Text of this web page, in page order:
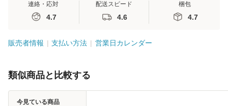
連絡・応対
4.7
配送スピード
4.6
梱包
4.7
販売者情報 支払い方法 営業日カレンダー
類似商品と比較する
今見ている商品